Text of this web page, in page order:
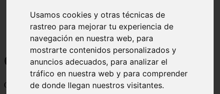
Usamos cookies y otras técnicas de
rastreo para mejorar tu experiencia de
navegación en nuestra web, para
mostrarte contenidos personalizados y
anuncios adecuados, para analizar el
tráfico en nuestra web y para comprender
de donde llegan nuestros visitantes.
Curiosidades y Sabias que
Cosas curiosas, curiosidades, noticias impactantes y mucho mas